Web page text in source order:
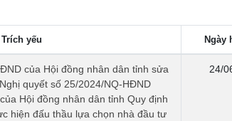
Trích yếu Ngày
của Hội đồng nhân dân tỉnh sửa
quyết số 25/2024/NQ-HĐND
Hội đồng nhân dân tỉnh Quy định
hiện đấu thầu lựa chọn nhà đầu tư
24/